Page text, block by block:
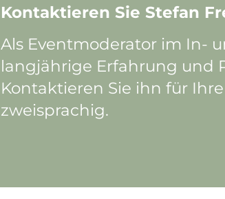
Kontaktieren Sie Stefan
Als Eventmoderator im In-
langjährige Erfahrung und
Kontaktieren Sie ihn für
zweisprachig.